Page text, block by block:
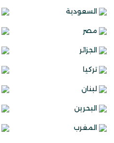
السعودية
مصر
الجزائر
تركيا
لبنان
البحرين
المغرب